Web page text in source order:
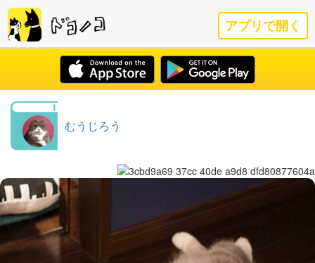
アプリで開く
むうじろう